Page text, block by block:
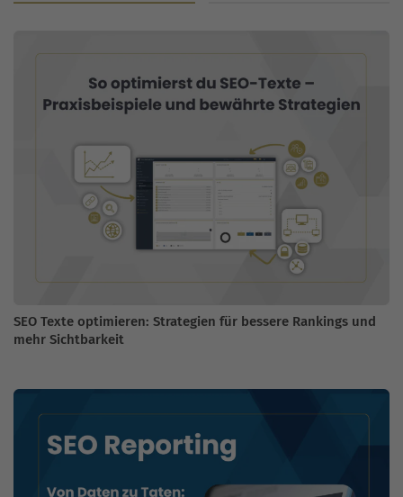
SEO Texte optimieren: Strategien für bessere Rankings und
mehr Sichtbarkeit